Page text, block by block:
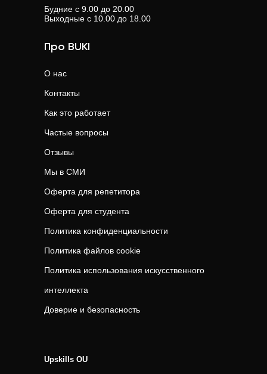
Будние с 9.00 до 20.00
Выходные с 10.00 до 18.00
Про BUKI
О нас
Контакты
Как это работает
Частые вопросы
Отзывы
Мы в СМИ
Оферта для репетитора
Оферта для студента
Политика конфиденциальности
Политика файлов cookie
Политика использования искусственного
интеллекта
Доверие и безопасность
Upskills OU